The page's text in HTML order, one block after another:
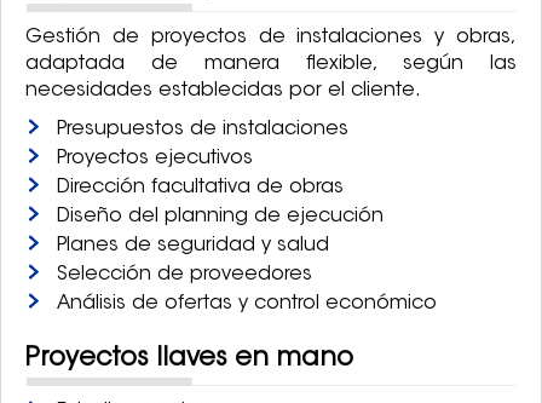
Gestión de proyectos de instalaciones y obras,
adaptada de manera flexible, según las
necesidades establecidas por el cliente.
Presupuestos de instalaciones
Proyectos ejecutivos
Dirección facultativa de obras
Diseño del planning de ejecución
Planes de seguridad y salud
Selección de proveedores
Análisis de ofertas y control económico
Proyectos llaves en mano